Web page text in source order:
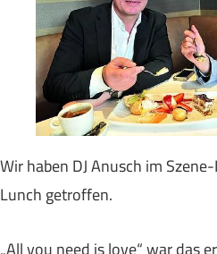
Wir haben DJ Anusch im
Lunch getroffen.